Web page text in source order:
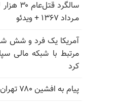
مـرداد ۱۳۶۷ + ویدئو
آمریکا یک فرد و شش
مرتبط با شبکه مالی
کرد
پیام به افشین ۷۸۰ تهران